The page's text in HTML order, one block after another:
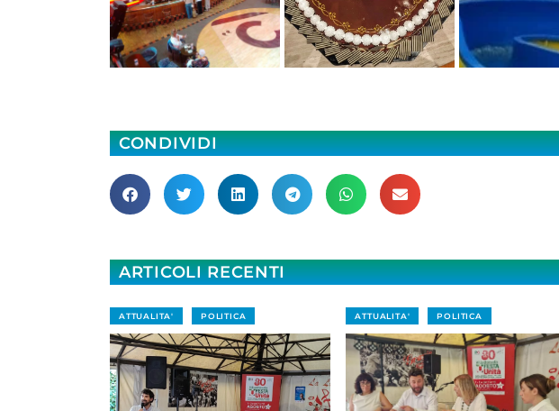
CONDIVIDI
ARTICOLI RECENTI
ATTUALITA' POLITICA ATTUALITA' POLITICA